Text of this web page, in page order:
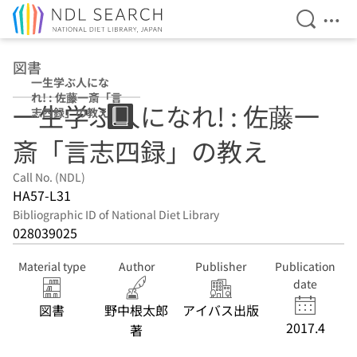
Open
図書
一生学ぶ人にな
れ! : 佐藤一斎「言
志四録」の教え
一生学ぶ人になれ! : 佐藤一
斎「言志四録」の教え
Call No. (NDL)
HA57-L31
Bibliographic ID of National Diet Library
028039025
Material type
図書
Author
野中根太郎
著
Publisher
アイバス出版
Publication
date
2017.4